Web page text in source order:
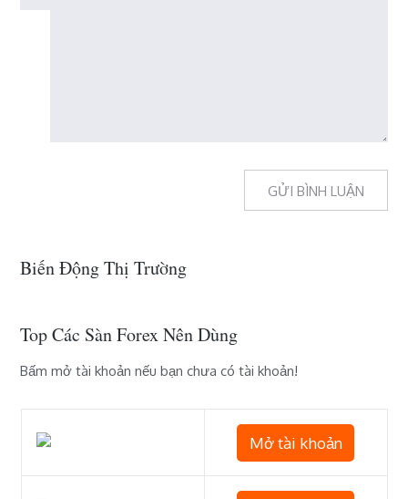
Biến Động Thị Trường
Top Các Sàn Forex Nên Dùng
Bấm mở tài khoản nếu bạn chưa có tài khoản!
Mở tài khoản